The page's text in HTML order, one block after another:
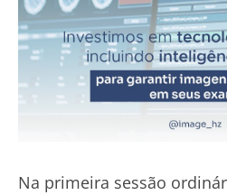
Na primeira sessão